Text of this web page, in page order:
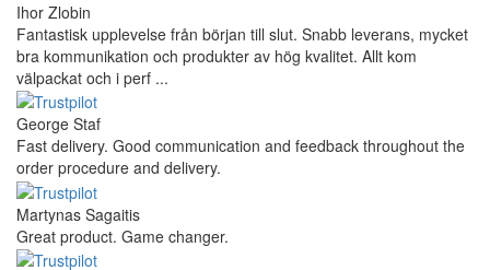
Ihor Zlobin
Fantastisk upplevelse från början till slut. Snabb leverans, mycket
bra kommunikation och produkter av hög kvalitet. Allt kom
välpackat och i perf ...
George Staf
Fast delivery. Good communication and feedback throughout the
order procedure and delivery.
Martynas Sagaitis
Great product. Game changer.